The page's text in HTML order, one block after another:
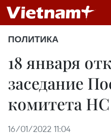
ПОЛИТИКА
18 января
заседание
комитета НС
16/01/2022 11:04